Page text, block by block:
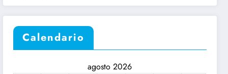
Calendario
agosto 2026